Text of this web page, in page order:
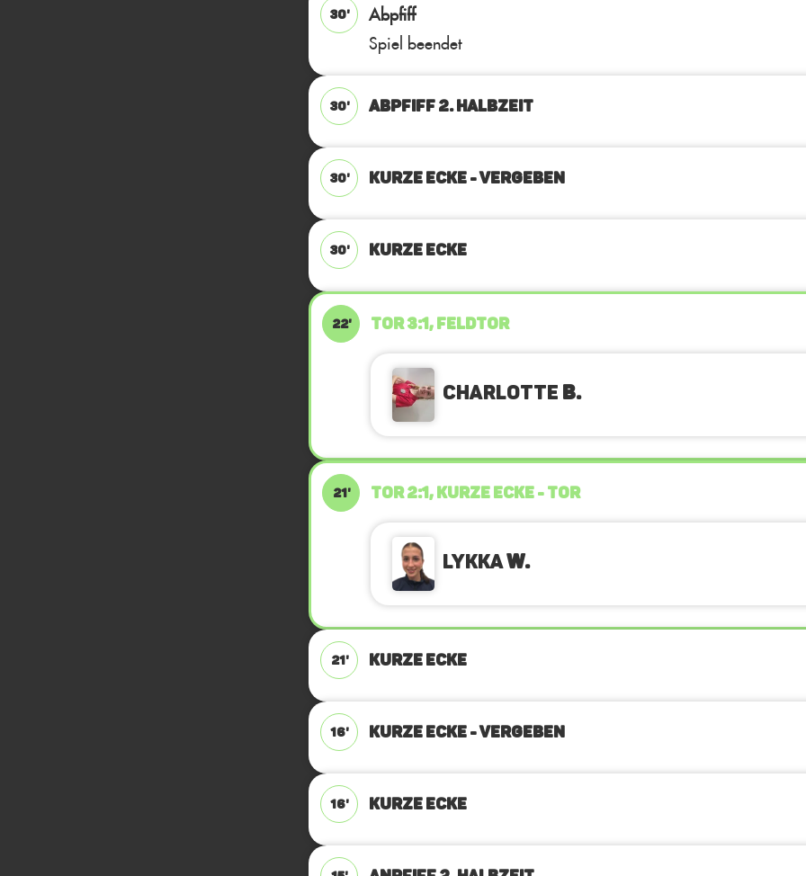
30'
Abpfiff
Spiel beendet
30' ABPFIFF 2. Halbzeit
30' KURZE ECKE - VERGEBEN
30' KURZE ECKE
22' TOR 3:1, FELDTOR
Charlotte B.
21' TOR 2:1, KURZE ECKE - TOR
LykkaW.
21' KURZE ECKE
16' KURZE ECKE - VERGEBEN
16' KURZE ECKE